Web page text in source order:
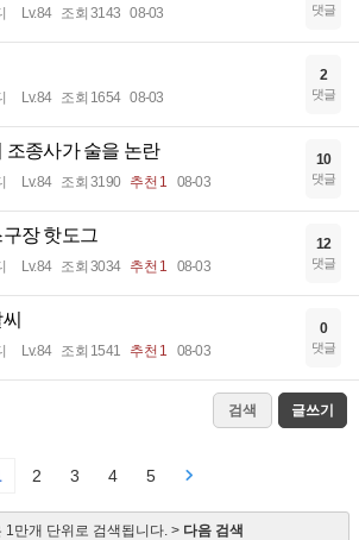
Lv.84 조회 3143 08-03 댓글
Lv.84 조회 1654 08-03
2
댓글
조종사가 술을 논란
Lv.84 조회 3190 추천 1 08-03
10
댓글
장 핫도그
Lv.84 조회 3034 추천 1 08-03
12
댓글
Lv.84 조회 1541 추천 1 08-03
0
댓글
검색 글쓰기
2 3 4 5
1만개 단위로 검색됩니다. > 다음 검색